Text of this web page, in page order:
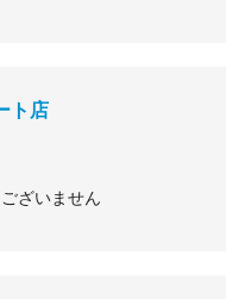
ト店
ざいません